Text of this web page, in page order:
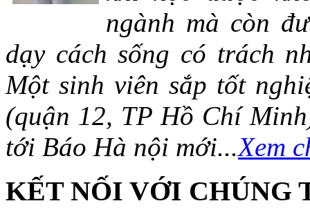
ngành mà còn
dạy cách sống có trách
Một sinh viên sắp tốt
(quận 12, TP Hồ Chí
tới Báo Hà nội mới...Xem
KẾT NỐI VỚI CHÚNG